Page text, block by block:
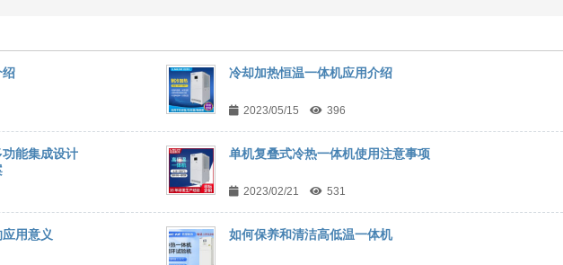
绍 冷却加热恒温一体机应用介绍
2023/05/15 396
能集成设计
单机复叠式冷热一体机使用注意事项
2023/02/21 531
用意义 如何保养和清洁高低温一体机